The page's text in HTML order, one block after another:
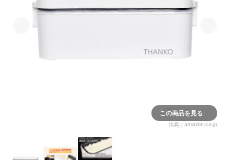
この商品を見る
出典： amazon.co.jp